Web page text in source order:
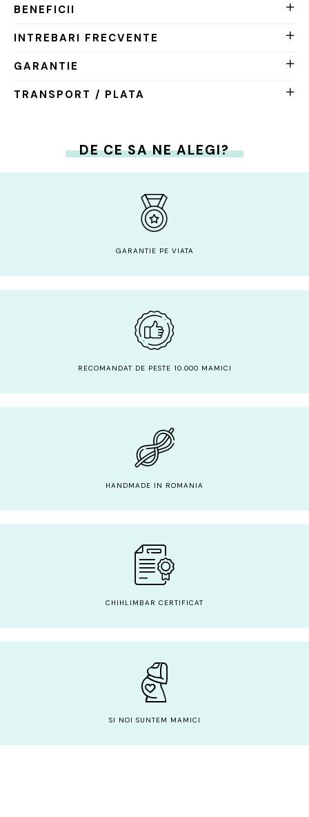
BENEFICII
INTREBARI FRECVENTE
GARANTIE
TRANSPORT / PLATA
DE CE SA NE ALEGI?
GARANTIE PE VIATA
RECOMANDAT DE PESTE 10.000 MAMICI
HANDMADE IN ROMANIA
CHIHLIMBAR CERTIFICAT
SI NOI SUNTEM MAMICI